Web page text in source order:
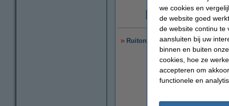
€
€
Ruitontdooier | 500 ml |
we cookies en
de website goed
de website continu te
aansluiten bij uw
binnen en buiten
cookies, hoe ze
accepteren om
functionele en